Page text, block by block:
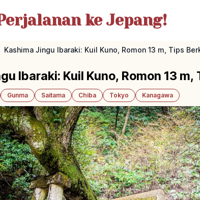
ke Jepang!
Kashima Jingu Ibaraki: Kuil Kuno, Romon 13 m, Tips
Ibaraki: Kuil Kuno, Romon 13
Gunma Saitama Chiba Tokyo Kanagawa